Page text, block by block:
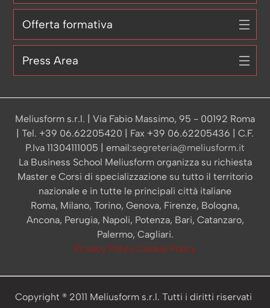
Offerta formativa
Press Area
Meliusform s.r.l. | Via Fabio Massimo, 95 - 00192 Roma
| Tel. +39 06.62205420 | Fax +39 06.62205436 | C.F.
P.Iva 11304111005 | email:segreteria@meliusform.it
La Business School Meliusform organizza su richiesta
Master e Corsi di specializzazione su tutto il territorio
nazionale e in tutte le principali città italiane
Roma, Milano, Torino, Genova, Firenze, Bologna,
Ancona, Perugia, Napoli, Potenza, Bari, Catanzaro,
Palermo, Cagliari.
Privacy Policy Cookie Policy
Copyright ® 2011 Meliusform s.r.l. Tutti i diritti riservati